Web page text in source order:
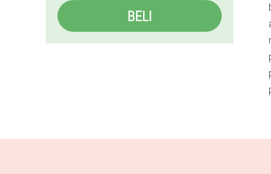
BELI